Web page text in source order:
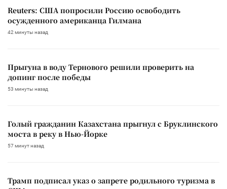
Reuters: США попросили Россию освободить
осужденного американца Гилмана
42 минуты назад
Прыгуна в воду Тернового решили проверить на
допинг после победы
53 минуты назад
Голый гражданин Казахстана прыгнул с Бруклинского
моста в реку в Нью-Йорке
57 минут назад
Трамп подписал указ о запрете родильного туризма в